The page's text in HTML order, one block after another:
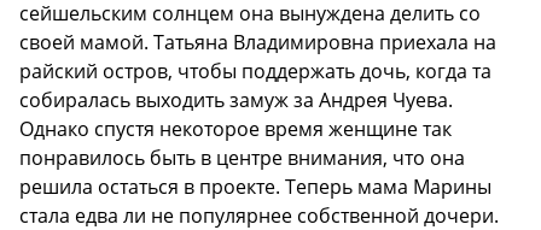
сейшельским солнцем она вынуждена делить со
своей мамой. Татьяна Владимировна приехала на
райский остров, чтобы поддержать дочь, когда та
собиралась выходить замуж за Андрея Чуева.
Однако спустя некоторое время женщине так
понравилось быть в центре внимания, что она
решила остаться в проекте. Теперь мама Марины
стала едва ли не популярнее собственной дочери.